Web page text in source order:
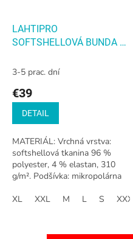
LAHTIPRO
SOFTSHELLOVÁ BUNDA S
CAMO
3-5 prac. dní
€39
DETAIL
MATERIÁL: Vrchná vrstva:
softshellová tkanina 96 %
polyester, 4 % elastan, 310
g/m². Podšívka: mikropolárna
softshellová tkanina s TPU
XL XXL M L S XXXL